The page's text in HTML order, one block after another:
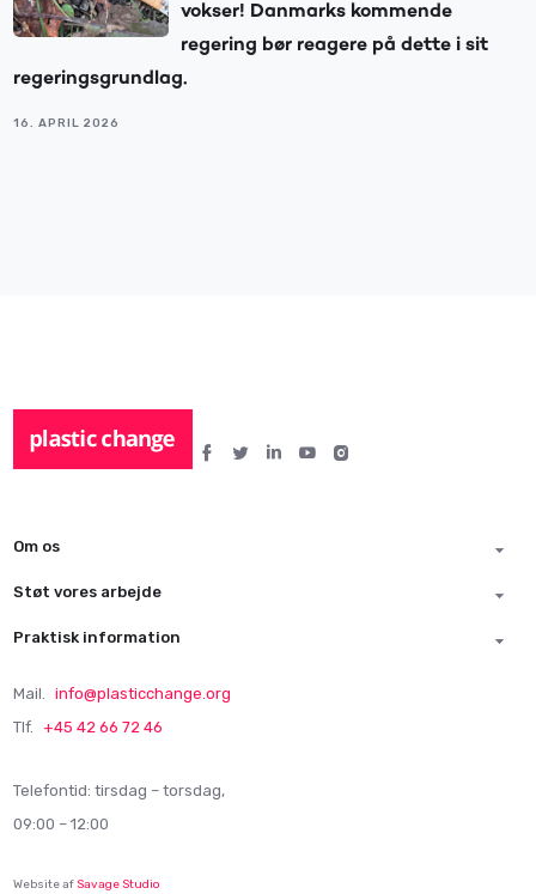
vokser! Danmarks kommende
regering bør reagere på dette i sit
regeringsgrundlag.
16. APRIL 2026
Om os
Støt vores arbejde
Praktisk information
Mail.
info@plasticchange.org
Tlf.
+45 42 66 72 46
Telefontid: tirsdag – torsdag,
09:00 – 12:00
Website af Savage Studio